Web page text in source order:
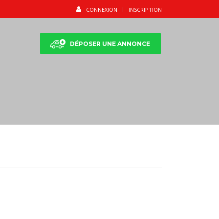
CONNEXION INSCRIPTION
DÉPOSER UNE ANNONCE